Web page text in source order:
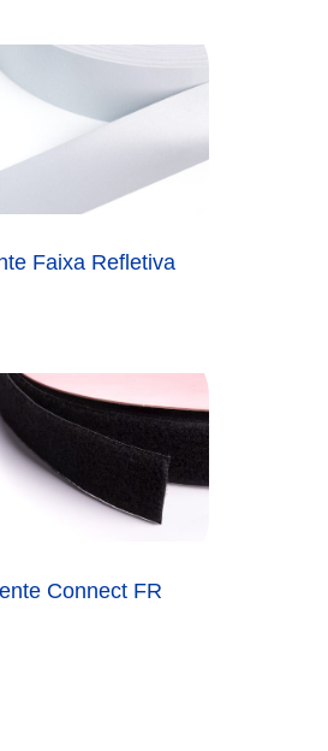
Faixa Refletiva
Connect FR